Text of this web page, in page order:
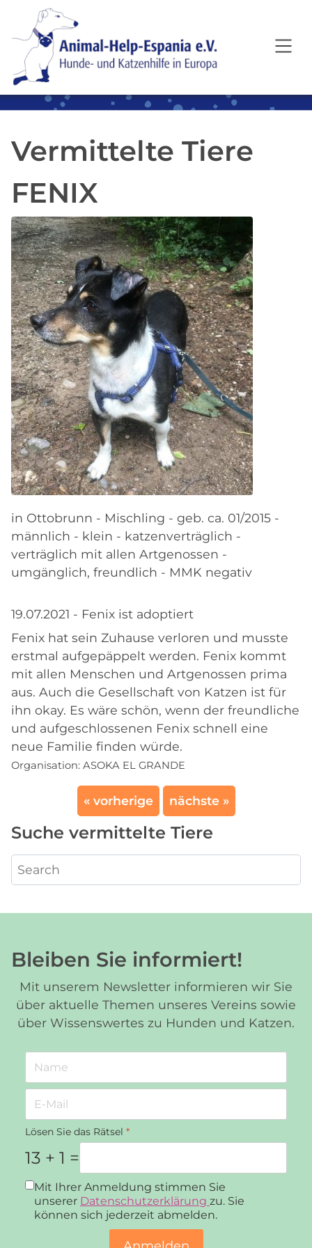
SKIP TO MAIN CONTENT
Vermittelte Tiere
FENIX
in Ottobrunn - Mischling - geb. ca. 01/2015 -
männlich - klein - katzenverträglich -
verträglich mit allen Artgenossen -
umgänglich, freundlich - MMK negativ
19.07.2021 - Fenix ist adoptiert
Fenix hat sein Zuhause verloren und musste
erstmal aufgepäppelt werden. Fenix kommt
mit allen Menschen und Artgenossen prima
aus. Auch die Gesellschaft von Katzen ist für
ihn okay. Es wäre schön, wenn der freundliche
und aufgeschlossenen Fenix schnell eine
neue Familie finden würde.
Organisation: ASOKA EL GRANDE
« vorherige nächste »
Suche vermittelte Tiere
Bleiben Sie informiert!
Mit unserem Newsletter informieren wir Sie
über aktuelle Themen unseres Vereins sowie
über Wissenswertes zu Hunden und Katzen.
Lösen Sie das Rätsel *
13 + 1 =
Datenschutz*
Mit Ihrer Anmeldung stimmen Sie
unserer Datenschutzerklärung zu. Sie
können sich jederzeit abmelden.